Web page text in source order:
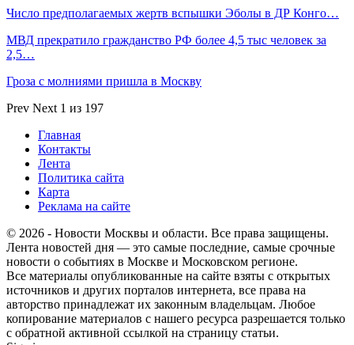
Число предполагаемых жертв вспышки Эболы в ДР Конго…
МВД прекратило гражданство РФ более 4,5 тыс человек за
2,5…
Гроза с молниями пришла в Москву
Prev Next 1 из 197
Главная
Контакты
Лента
Политика сайта
Карта
Реклама на сайте
© 2026 - Новости Москвы и области. Все права защищены.
Лента новостей дня — это самые последние, самые срочные
новости о событиях в Москве и Московском регионе.
Все материалы опубликованные на сайте взяты с открытых
источников и других порталов интернета, все права на
авторство принадлежат их законным владельцам. Любое
копирование материалов с нашего ресурса разрешается только
с обратной активной ссылкой на страницу статьи.